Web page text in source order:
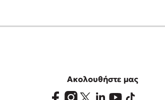
Ακολουθήστε μας